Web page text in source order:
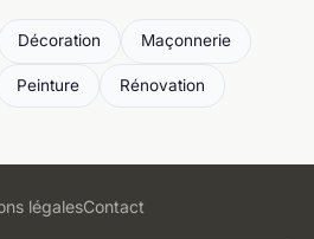
Décoration Maçonnerie
Peinture Rénovation
légalesContact